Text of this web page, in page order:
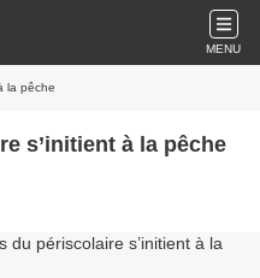
MENU
la pêche
s’initient à la pêche